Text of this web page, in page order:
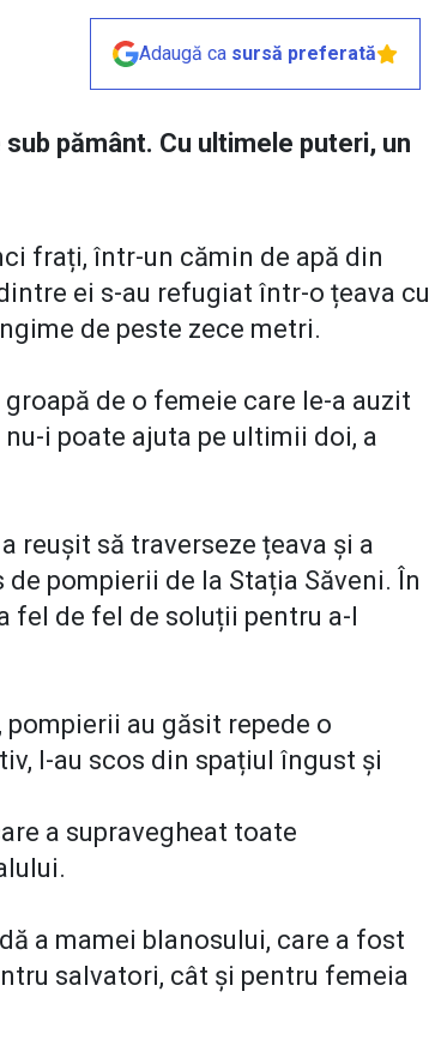
Adaugă ca sursă preferată
pământ. Cu ultimele puteri, un
frați, într-un cămin de apă din
ei s-au refugiat într-o țeava cu
de peste zece metri.
de o femeie care le-a auzit
i poate ajuta pe ultimii doi, a
reușit să traverseze țeava și a
pompierii de la Stația Săveni. În
fel de fel de soluții pentru a-l
au găsit repede o
l-au scos din spațiul îngust și
a supravegheat toate
a mamei blanosului, care a fost
salvatori, cât și pentru femeia